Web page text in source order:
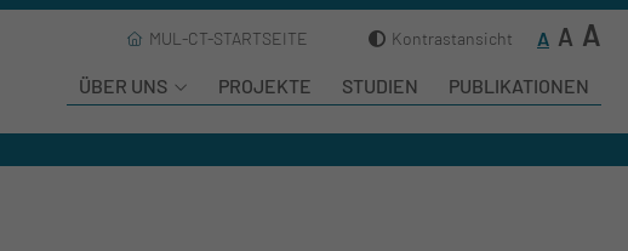
MUL-CT-STARTSEITE Kontrastansicht A A A
ÜBER UNS PROJEKTE STUDIEN PUBLIKATIONEN